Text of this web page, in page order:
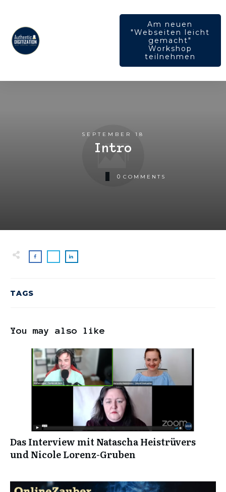
Am neuen
"Webseiten leicht
gemacht"
Workshop
teilnehmen
SEPTEMBER 18
Intro
0 COMMENTS
TAGS
You may also like
Das Interview mit Natascha Heistrüvers
und Nicole Lorenz-Gruben